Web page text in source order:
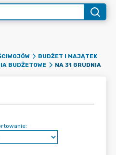
BUDŻET I MAJĄTEK
BUDŻETOWE NA 31 GRUDNIA